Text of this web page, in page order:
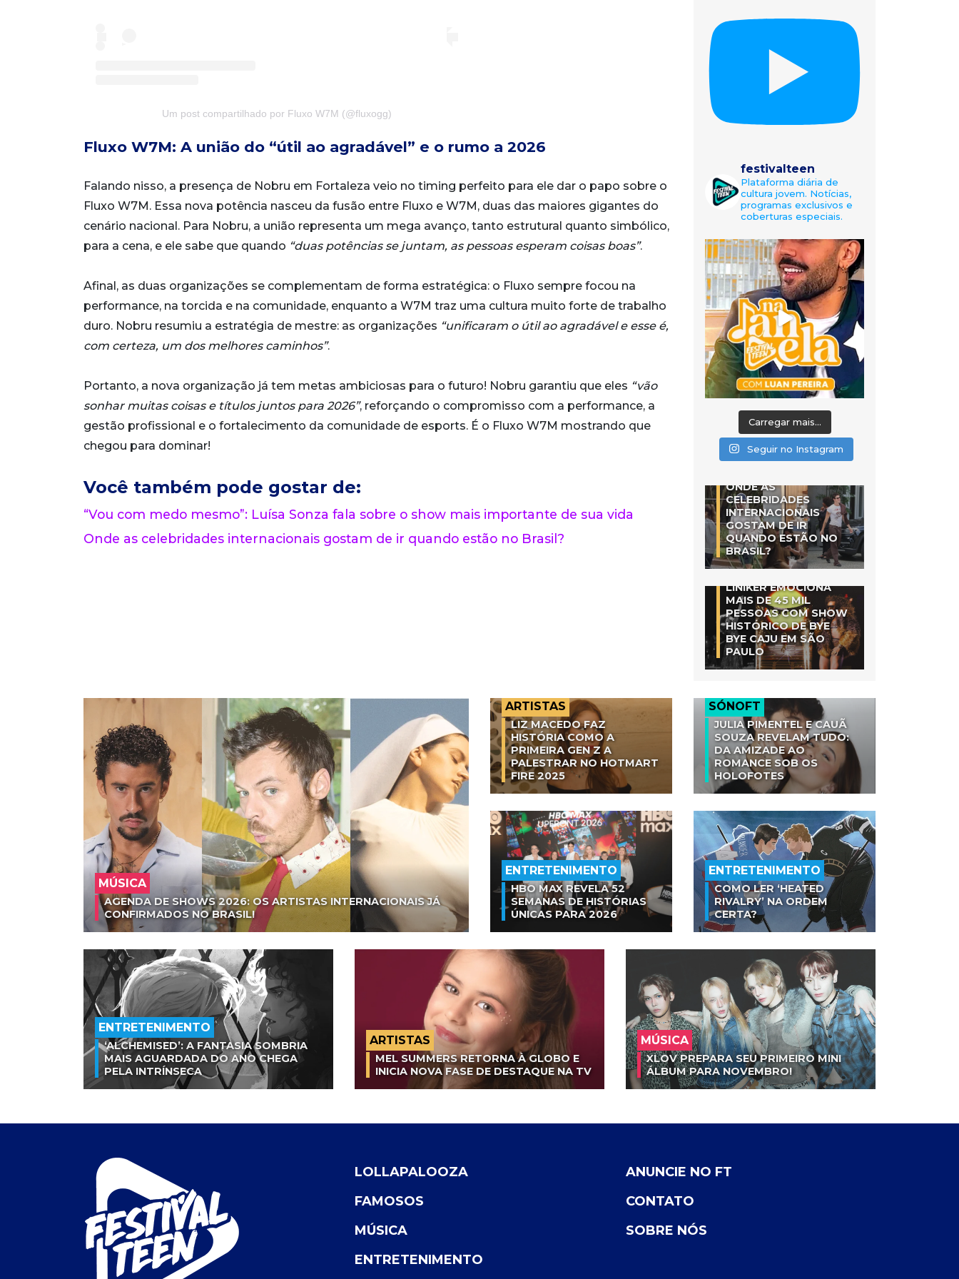
Um post compartilhado por Fluxo W7M (@fluxogg)
Fluxo W7M: A união do “útil ao agradável” e o rumo a 2026
Falando nisso, a presença de Nobru em Fortaleza veio no timing perfeito para ele dar o papo sobre o
Fluxo W7M. Essa nova potência nasceu da fusão entre Fluxo e W7M, duas das maiores gigantes do
cenário nacional. Para Nobru, a união representa um mega avanço, tanto estrutural quanto simbólico,
para a cena, e ele sabe que quando “duas potências se juntam, as pessoas esperam coisas boas”.
Afinal, as duas organizações se complementam de forma estratégica: o Fluxo sempre focou na
performance, na torcida e na comunidade, enquanto a W7M traz uma cultura muito forte de trabalho
duro. Nobru resumiu a estratégia de mestre: as organizações “unificaram o útil ao agradável e esse é,
com certeza, um dos melhores caminhos”.
Portanto, a nova organização já tem metas ambiciosas para o futuro! Nobru garantiu que eles “vão
sonhar muitas coisas e títulos juntos para 2026”, reforçando o compromisso com a performance, a
gestão profissional e o fortalecimento da comunidade de esports. É o Fluxo W7M mostrando que
chegou para dominar!
Você também pode gostar de:
“Vou com medo mesmo”: Luísa Sonza fala sobre o show mais importante de sua vida
Onde as celebridades internacionais gostam de ir quando estão no Brasil?
festivalteen
Plataforma diária de
cultura jovem. Notícias,
programas exclusivos e
coberturas especiais.
Carregar mais...
Seguir no Instagram
ONDE AS
CELEBRIDADES
INTERNACIONAIS
GOSTAM DE IR
QUANDO ESTÃO NO
BRASIL?
LINIKER EMOCIONA
MAIS DE 45 MIL
PESSOAS COM SHOW
HISTÓRICO DE BYE
BYE CAJU EM SÃO
PAULO
MÚSICA
AGENDA DE SHOWS 2026: OS ARTISTAS INTERNACIONAIS JÁ
CONFIRMADOS NO BRASIL!
ARTISTAS
LIZ MACEDO FAZ
HISTÓRIA COMO A
PRIMEIRA GEN Z A
PALESTRAR NO HOTMART
FIRE 2025
SÓNOFT
JULIA PIMENTEL E CAUÃ
SOUZA REVELAM TUDO:
DA AMIZADE AO
ROMANCE SOB OS
HOLOFOTES
ENTRETENIMENTO
HBO MAX REVELA 52
SEMANAS DE HISTÓRIAS
ÚNICAS PARA 2026
ENTRETENIMENTO
COMO LER ‘HEATED
RIVALRY’ NA ORDEM
CERTA?
ENTRETENIMENTO
‘ALCHEMISED’: A FANTASIA SOMBRIA
MAIS AGUARDADA DO ANO CHEGA
PELA INTRÍNSECA
ARTISTAS
MEL SUMMERS RETORNA À GLOBO E
INICIA NOVA FASE DE DESTAQUE NA TV
MÚSICA
XLOV PREPARA SEU PRIMEIRO MINI
ÁLBUM PARA NOVEMBRO!
LOLLAPALOOZA
FAMOSOS
MÚSICA
ENTRETENIMENTO
ANUNCIE NO FT
CONTATO
SOBRE NÓS